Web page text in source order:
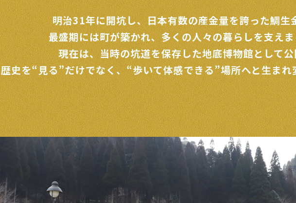
明治31年に開坑し、日本有数の産金量を誇った鯛生
最盛期には町が築かれ、多くの人々の暮らしを支え
現在は、当時の坑道を保存した地底博物館として
歴史を“見る”だけでなく、“歩いて体感できる”場所へと生まれ